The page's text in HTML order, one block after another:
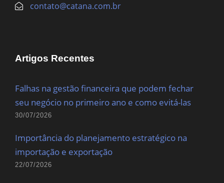
contato@catana.com.br
Artigos Recentes
Falhas na gestão financeira que podem fechar
seu negócio no primeiro ano e como evitá-las
30/07/2026
Importância do planejamento estratégico na
importação e exportação
22/07/2026